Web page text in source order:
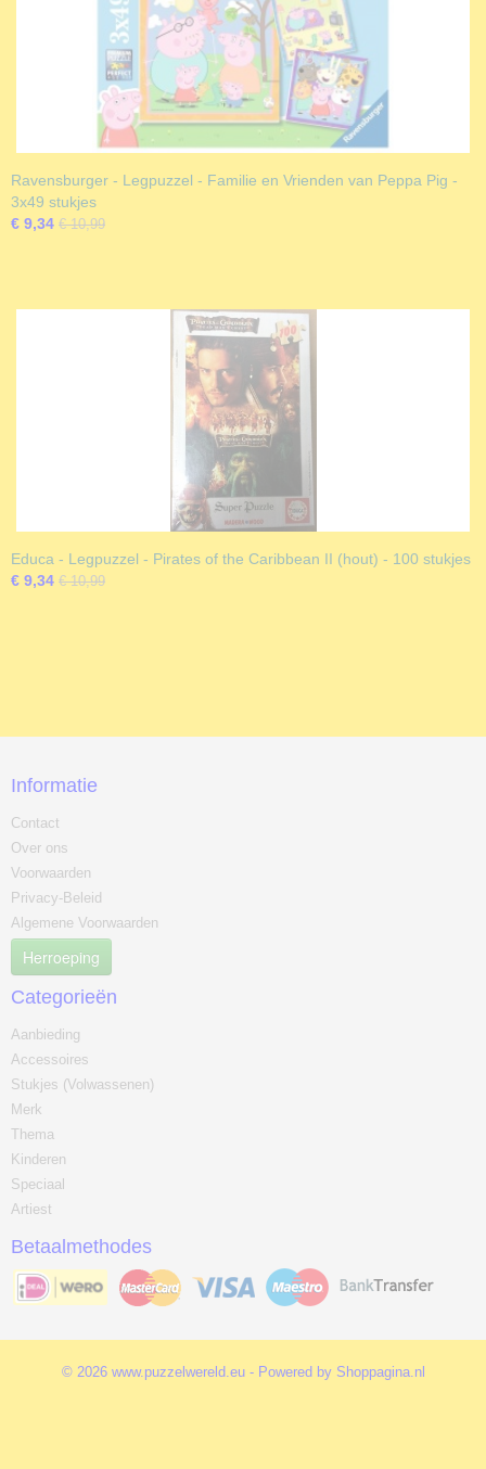
Ravensburger - Legpuzzel - Familie en Vrienden van Peppa Pig -
3x49 stukjes
€ 9,34 € 10,99
Educa - Legpuzzel - Pirates of the Caribbean II (hout) - 100 stukjes
€ 9,34 € 10,99
Informatie
Contact
Over ons
Voorwaarden
Privacy-Beleid
Algemene Voorwaarden
Herroeping
Categorieën
Aanbieding
Accessoires
Stukjes (Volwassenen)
Merk
Thema
Kinderen
Speciaal
Artiest
Betaalmethodes
© 2026 www.puzzelwereld.eu - Powered by Shoppagina.nl